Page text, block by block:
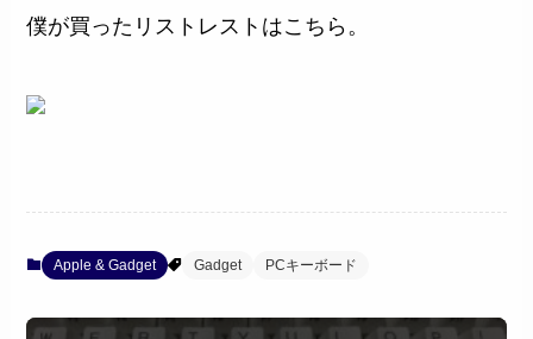
僕が買ったリストレストはこちら。
Apple & Gadget Gadget PCキーボード